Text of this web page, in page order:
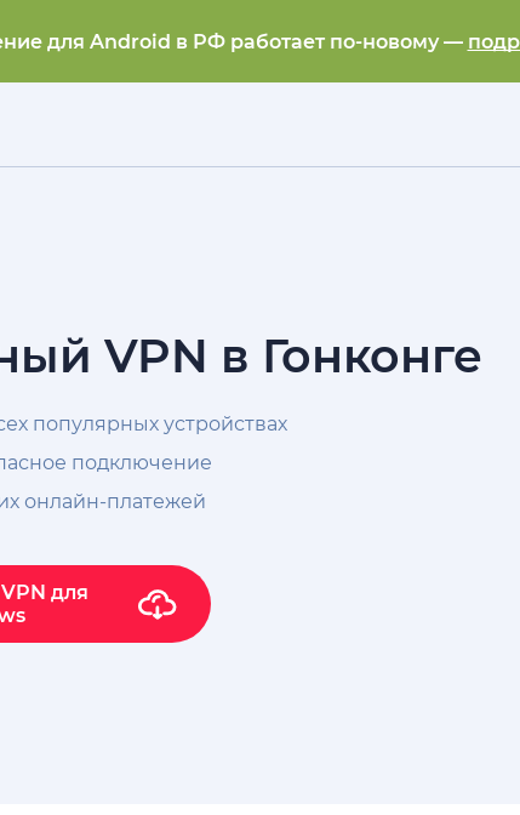
для Android в РФ работает по-новому —
VPN в Гонконге
популярных устройствах
подключение
онлайн-платежей
для